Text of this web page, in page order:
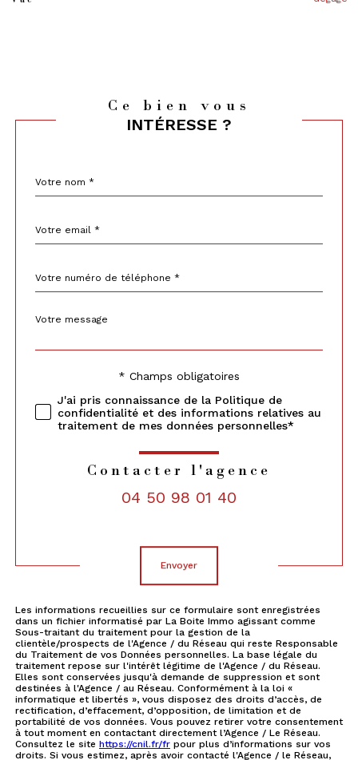
Ce bien vous
INTÉRESSE ?
par
*
*
*
Fieldset
Message
*
* Champs obligatoires
J'ai pris connaissance de la Politique de
confidentialité et des informations relatives au
traitement de mes données personnelles*
Contacter l'agence
04 50 98 01 40
envoyer
Les informations recueillies sur ce formulaire sont enregistrées
dans un fichier informatisé par La Boite Immo agissant comme
Sous-traitant du traitement pour la gestion de la
clientèle/prospects de l'Agence / du Réseau qui reste Responsable
du Traitement de vos Données personnelles. La base légale du
traitement repose sur l'intérêt légitime de l'Agence / du Réseau.
Elles sont conservées jusqu'à demande de suppression et sont
destinées à l'Agence / au Réseau. Conformément à la loi «
informatique et libertés », vous disposez des droits d’accès, de
rectification, d’effacement, d’opposition, de limitation et de
portabilité de vos données. Vous pouvez retirer votre consentement
à tout moment en contactant directement l’Agence / Le Réseau.
Consultez le site https://cnil.fr/fr pour plus d’informations sur vos
droits. Si vous estimez, après avoir contacté l'Agence / le Réseau,